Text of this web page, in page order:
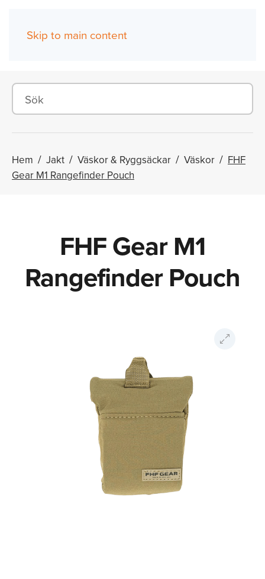
Skip to main content
Hem Jakt Väskor & Ryggsäckar Väskor
FHF
Gear M1 Rangefinder Pouch
FHF Gear M1
Rangefinder Pouch